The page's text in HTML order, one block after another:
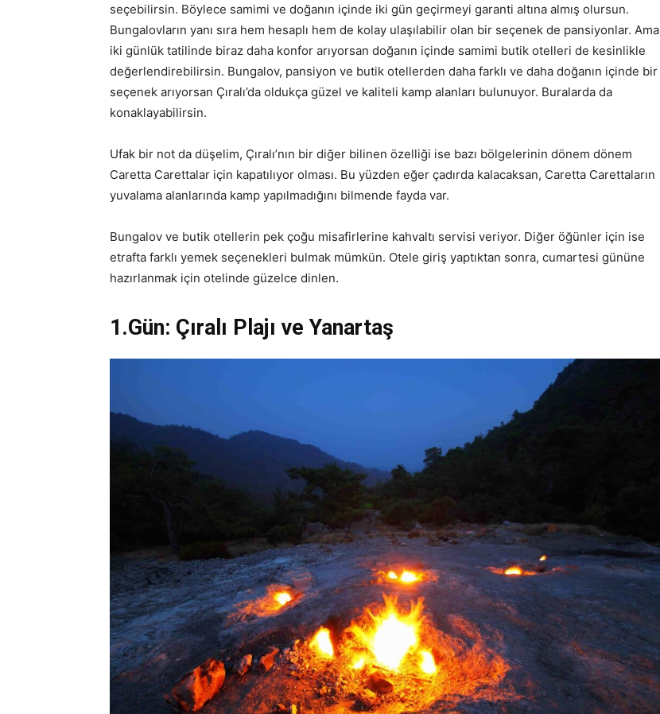
seçebilirsin. Böylece samimi ve doğanın içinde iki gün geçirmeyi garanti altına almış olursun.
Bungalovların yanı sıra hem hesaplı hem de kolay ulaşılabilir olan bir seçenek de pansiyonlar. Ama
iki günlük tatilinde biraz daha konfor arıyorsan doğanın içinde samimi butik otelleri de kesinlikle
değerlendirebilirsin. Bungalov, pansiyon ve butik otellerden daha farklı ve daha doğanın içinde bir
seçenek arıyorsan Çıralı’da oldukça güzel ve kaliteli kamp alanları bulunuyor. Buralarda da
konaklayabilirsin.
Ufak bir not da düşelim, Çıralı’nın bir diğer bilinen özelliği ise bazı bölgelerinin dönem dönem
Caretta Carettalar için kapatılıyor olması. Bu yüzden eğer çadırda kalacaksan, Caretta Carettaların
yuvalama alanlarında kamp yapılmadığını bilmende fayda var.
Bungalov ve butik otellerin pek çoğu misafirlerine kahvaltı servisi veriyor. Diğer öğünler için ise
etrafta farklı yemek seçenekleri bulmak mümkün. Otele giriş yaptıktan sonra, cumartesi gününe
hazırlanmak için otelinde güzelce dinlen.
1.Gün: Çıralı Plajı ve Yanartaş